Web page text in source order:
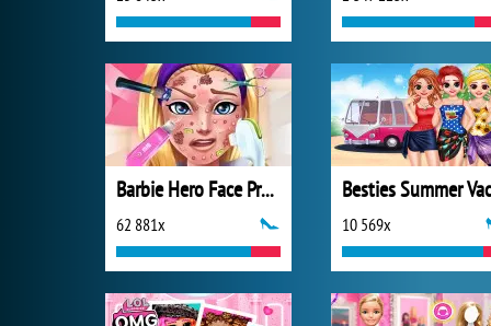
Barbie Hero Face Problem
62 881x 10 569x